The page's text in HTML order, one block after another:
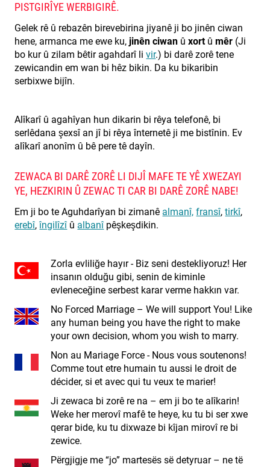
PISTGIRÎYE WERBIGIRÊ.
Gelek rê û rebazên birevebirina jiyanê ji bo jinên ciwan
hene, armanca me ewe ku,jinên ciwan ûxortûmêr (Ji
bo kur û zilam bêtir agahdarî livir.) bi darê zorê tene
zewicandin em wan bi hêz bikin. Da ku bikaribin
serbixwe bijîn.
Alîkarî û agahîyan hun dikarin bi rêya telefonê, bi
serlêdana şexsî an jî bi rêya înternetê ji me bistînin. Ev
alîkarî anonîm û bê pere tê dayîn.
ZEWACA BI DARÊ ZORÊ LI DIJÎ MAFE TE YÊ XWEZAYI
YE, HEZKIRIN Û ZEWAC TI CAR BI DARÊ ZORÊ NABE!
Em ji bo te Aguhdarîyan bi zimanê almanî, fransî,tirkî,
erebî,îngilîzî û albanî pêşkeşdikin.
Zorla evliliğe hayır - Biz seni destekliyoruz! Her
insanın olduğu gibi, senin de kiminle
evleneceğine serbest karar verme hakkın var.
No Forced Marriage – We will support You! Like
any human being you have the right to make
your own decision, whom you wish to marry.
Non au Mariage Force - Nous vous soutenons!
Comme tout etre humain tu aussi le droit de
décider, si et avec qui tu veux te marier!
Ji zewaca bi zorê re na – em ji bo te alîkarin!
Weke her merovî mafê te heye, ku tu bi ser xwe
qerar bide, ku tu dixwaze bi kîjan mirovî re bi
zewice.
Përgjigje me “jo” martesës së detyruar – ne të